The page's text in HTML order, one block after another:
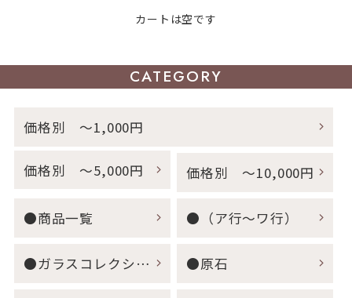
カートは空です
CATEGORY
価格別 ～1,000円
価格別 ～5,000円 価格別 ～10,000円
●商品一覧 ●（ア行～ワ行）
●ガラスコレクション ●原石